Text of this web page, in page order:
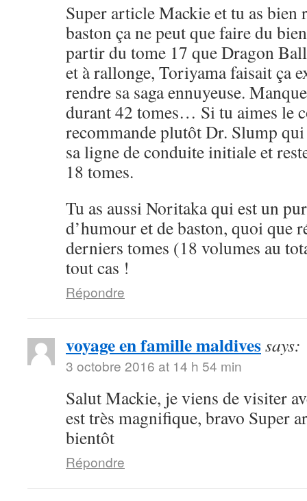
Super article Mackie et tu as bien
baston ça ne peut que faire du
partir du tome 17 que Dragon
et à rallonge, Toriyama faisait ça
rendre sa saga ennuyeuse.
durant 42 tomes… Si tu aimes le
recommande plutôt Dr. Slump qui
sa ligne de conduite initiale et
18 tomes.
Tu as aussi Noritaka qui est un
d’humour et de baston, quoi que
derniers tomes (18 volumes au
tout cas !
Répondre
voyage en famille maldivessays:
3 octobre 2016 at 14 h 54 min
Salut Mackie, je viens de visiter
est très magnifique, bravo Super
bientôt
Répondre